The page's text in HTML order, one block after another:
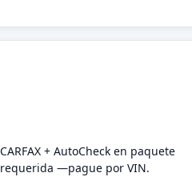
+ AutoCheck en paquete
requerida —pague por VIN.